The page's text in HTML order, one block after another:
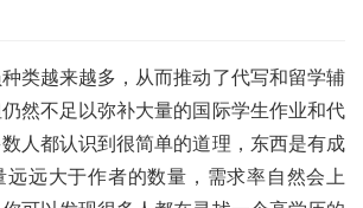
类越来越多，从而推动了代写和留学辅
然不足以弥补大量的国际学生作业和代
人都认识到很简单的道理，东西是有成
远大于作者的数量，需求率自然会上